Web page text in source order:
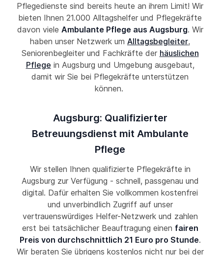
Pflegedienste sind bereits heute an ihrem Limit! Wir
bieten Ihnen 21.000 Alltagshelfer und Pflegekräfte
davon viele Ambulante Pflege aus Augsburg. Wir
haben unser Netzwerk um Alltagsbegleiter,
Seniorenbegleiter und Fachkräfte der häuslichen
Pflege in Augsburg und Umgebung ausgebaut,
damit wir Sie bei Pflegekräfte unterstützen
können.
Augsburg: Qualifizierter
Betreuungsdienst mit Ambulante
Pflege
Wir stellen Ihnen qualifizierte Pflegekräfte in
Augsburg zur Verfügung - schnell, passgenau und
digital. Dafür erhalten Sie vollkommen kostenfrei
und unverbindlich Zugriff auf unser
vertrauenswürdiges Helfer-Netzwerk und zahlen
erst bei tatsächlicher Beauftragung einen fairen
Preis von durchschnittlich 21 Euro pro Stunde.
Wir beraten Sie übrigens kostenlos nicht nur bei der